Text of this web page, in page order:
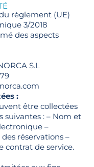
règlement (UE)
3/2018
des aspects
S.L
:
être collectées
suivantes : – Nom et
–
réservations –
contrat de service.